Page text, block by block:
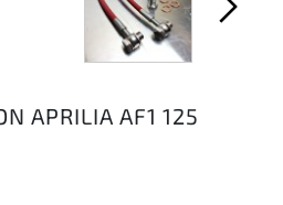
APRILIA AF1 125